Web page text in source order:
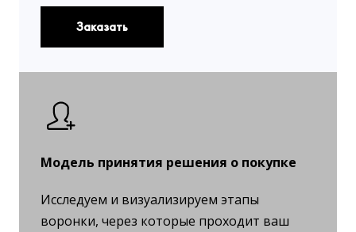
Заказать
Модель принятия решения о покупке
Исследуем и визуализируем этапы
воронки, через которые проходит ваш